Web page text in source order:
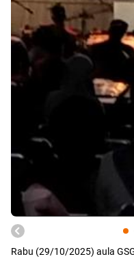
Rabu (29/10/2025) aula